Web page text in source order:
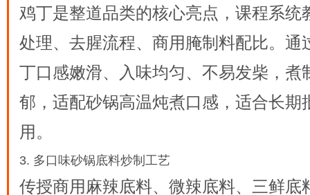
鸡丁是整道品类的核心亮点，课程系统
处理、去腥流程、商用腌制料配比。通
丁口感嫩滑、入味均匀、不易发柴，煮
郁，适配砂锅高温炖煮口感，适合长期
用。
3. 多口味砂锅底料炒制工艺
传授商用麻辣底料、微辣底料、三鲜底